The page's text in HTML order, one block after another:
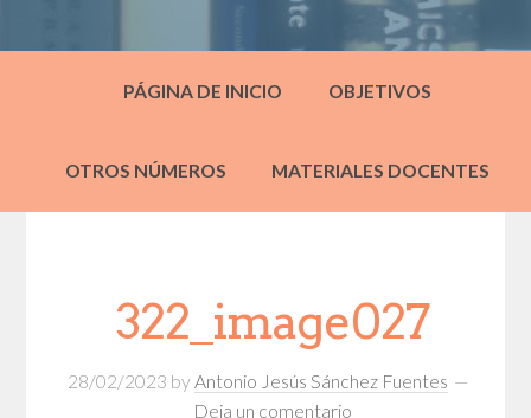
PÁGINA DE INICIO OBJETIVOS
OTROS NÚMEROS MATERIALES DOCENTES
322_image027
28/02/2023 by Antonio Jesús Sánchez Fuentes
Deja un comentario